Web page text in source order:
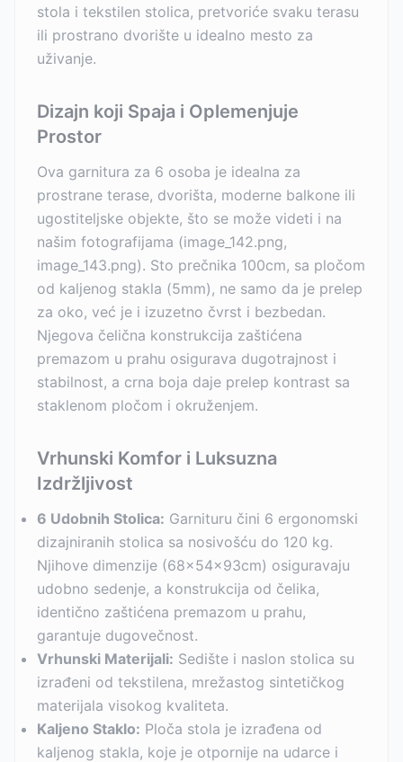
stola i tekstilen stolica, pretvoriće svaku terasu
ili prostrano dvorište u idealno mesto za
uživanje.
Dizajn koji Spaja i Oplemenjuje
Prostor
Ova garnitura za 6 osoba je idealna za
prostrane terase, dvorišta, moderne balkone ili
ugostiteljske objekte, što se može videti i na
našim fotografijama (image_142.png,
image_143.png). Sto prečnika 100cm, sa pločom
od kaljenog stakla (5mm), ne samo da je prelep
za oko, već je i izuzetno čvrst i bezbedan.
Njegova čelična konstrukcija zaštićena
premazom u prahu osigurava dugotrajnost i
stabilnost, a crna boja daje prelep kontrast sa
staklenom pločom i okruženjem.
Vrhunski Komfor i Luksuzna
Izdržljivost
6 Udobnih Stolica: Garnituru čini 6 ergonomski
dizajniranih stolica sa nosivošću do 120 kg.
Njihove dimenzije (68x54x93cm) osiguravaju
udobno sedenje, a konstrukcija od čelika,
identično zaštićena premazom u prahu,
garantuje dugovečnost.
Vrhunski Materijali: Sedište i naslon stolica su
izrađeni od tekstilena, mrežastog sintetičkog
materijala visokog kvaliteta.
Kaljeno Staklo: Ploča stola je izrađena od
kaljenog stakla, koje je otpornije na udarce i